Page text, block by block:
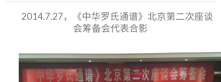
2014.7.27，《中华罗氏通谱》北京第二次座谈
会筹备会代表合影